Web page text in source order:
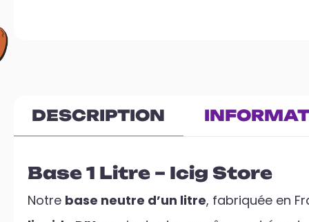
DESCRIPTION
Base 1 Litre – Icig Store
Notre base neutre d’un litre, fabriquée en